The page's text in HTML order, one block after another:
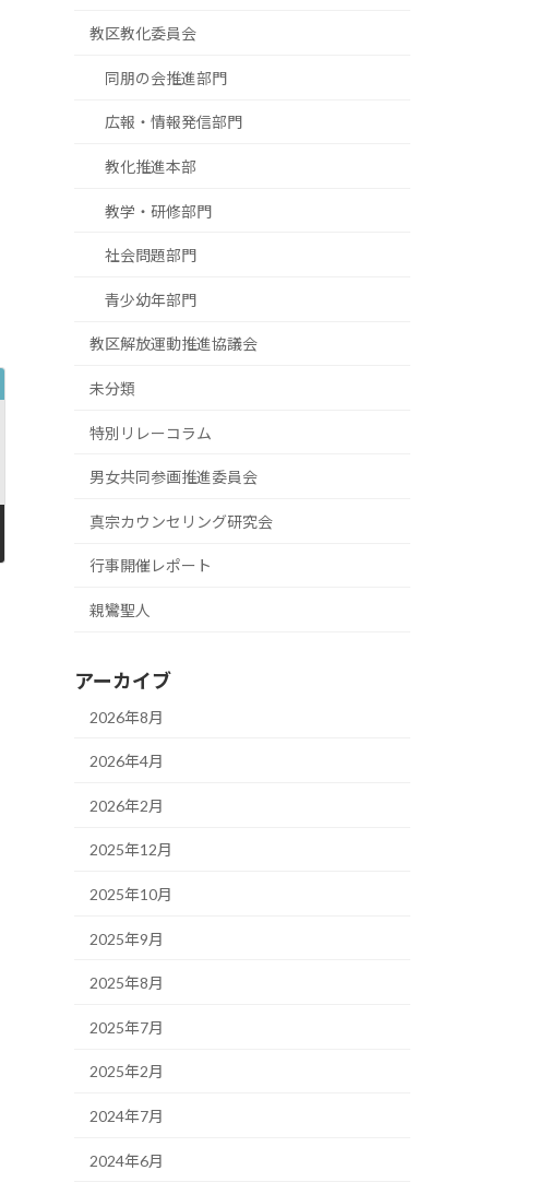
教区教化委員会
同朋の会推進部門
広報・情報発信部門
教化推進本部
教学・研修部門
社会問題部門
青少幼年部門
教区解放運動推進協議会
未分類
特別リレーコラム
男女共同参画推進委員会
真宗カウンセリング研究会
行事開催レポート
親鸞聖人
アーカイブ
2026年8月
2026年4月
2026年2月
2025年12月
2025年10月
2025年9月
2025年8月
2025年7月
2025年2月
2024年7月
2024年6月